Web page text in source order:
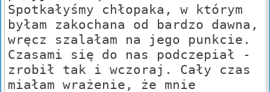
Spotkałyśmy chłopaka, w którym
byłam zakochana od bardzo dawna,
wręcz szalałam na jego punkcie.
Czasami się do nas podczepiał -
zrobił tak i wczoraj. Cały czas
miałam wrażenie, że mnie